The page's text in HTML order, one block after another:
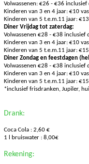
Volwassenen: €26 - €36 inclusief
Kinderen van 3 en 4 jaar: €10
Kinderen van 5 t.e.m.11 jaar:
Diner Vrijdag tot zaterdag:
Volwassenen €28 - €38 inclusief
Kinderen van 3 en 4 jaar: €10
Kinderen van 5 t.e.m.11 jaar:
Diner Zondag en feestdagen
Volwassenen €28 - €38 inclusief
Kinderen van 3 en 4 jaar: €10
Kinderen van 5 t.e.m.11 jaar:
*inclusief frisdranken, Jupiler,
Drank:
Coca Cola : 2,60 €
1 l bruiswater : 8,00€
Rekening: